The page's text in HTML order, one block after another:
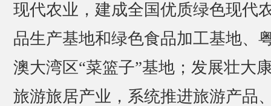
现代农业，建成全国优质绿色现代
品生产基地和绿色食品加工基地、
澳大湾区“菜篮子”基地；发展壮大
旅游旅居产业，系统推进旅游产品